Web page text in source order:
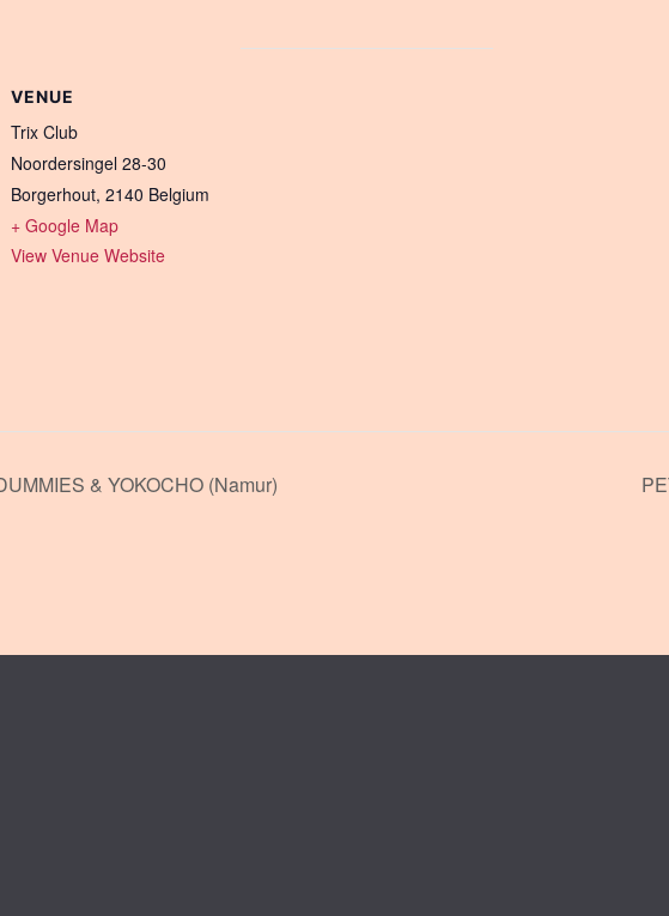
VENUE
Trix Club
Noordersingel 28-30
Borgerhout, 2140 Belgium
+ Google Map
View Venue Website
& YOKOCHO (Namur)